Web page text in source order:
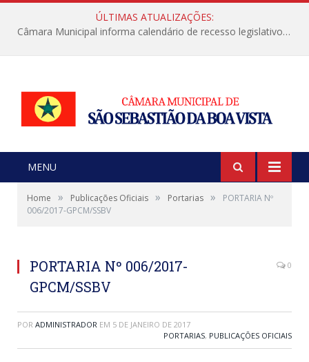
ÚLTIMAS ATUALIZAÇÕES:
Câmara Municipal informa calendário de recesso legislativo de julho
MENU
Home » Publicações Oficiais » Portarias »
PORTARIA Nº
006/2017-GPCM/SSBV
PORTARIA Nº 006/2017-
GPCM/SSBV
0
POR ADMINISTRADOR EM 5 DE JANEIRO DE 2017
PORTARIAS, PUBLICAÇÕES OFICIAIS